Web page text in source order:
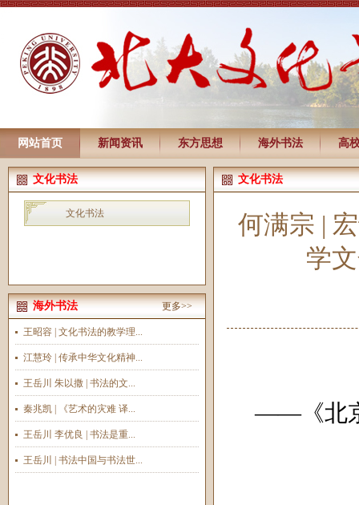
网站首页 新闻资讯 东方思想 海外书法 高
文化书法
文化书法
海外书法 更多>>
王昭容 | 文化书法的教学理...
江慧玲 | 传承中华文化精神...
王岳川 朱以撒 | 书法的文...
秦兆凯 | 《艺术的灾难 译...
王岳川 李优良 | 书法是重...
王岳川 | 书法中国与书法世...
文化书法
何满宗 |
学
——《北